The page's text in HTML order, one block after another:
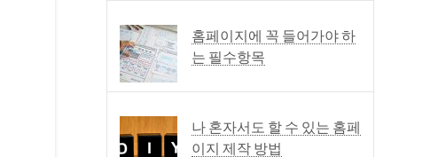
홈페이지에 꼭 들어가야 하
는 필수항목
나 혼자서도 할 수 있는 홈페
이지 제작 방법